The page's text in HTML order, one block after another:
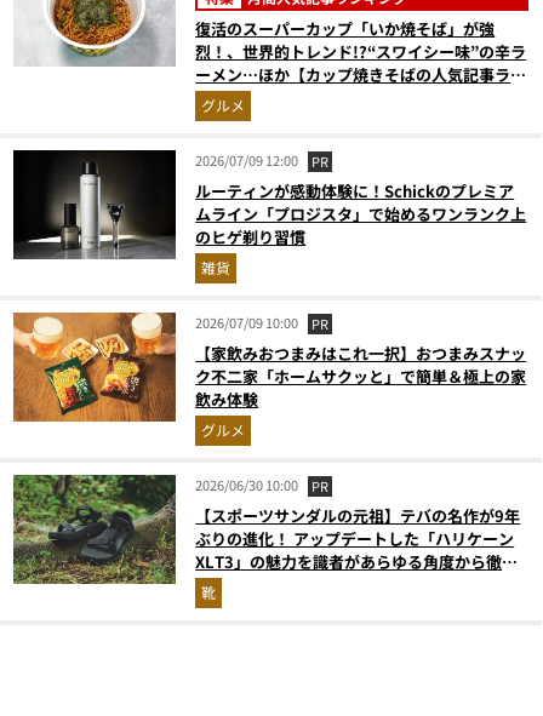
復活のスーパーカップ「いか焼そば」が強
烈！、世界的トレンド!?“スワイシー味”の辛ラ
ーメン…ほか【カップ焼きそばの人気記事ラン
キングベスト3】（2026年5月版）
グルメ
2026/07/09 12:00 PR
ルーティンが感動体験に！Schickのプレミア
ムライン「プロジスタ」で始めるワンランク上
のヒゲ剃り習慣
雑貨
2026/07/09 10:00 PR
【家飲みおつまみはこれ一択】おつまみスナッ
ク不二家「ホームサクッと」で簡単＆極上の家
飲み体験
グルメ
2026/06/30 10:00 PR
【スポーツサンダルの元祖】テバの名作が9年
ぶりの進化！ アップデートした「ハリケーン
XLT3」の魅力を識者があらゆる角度から徹底
解説！
靴